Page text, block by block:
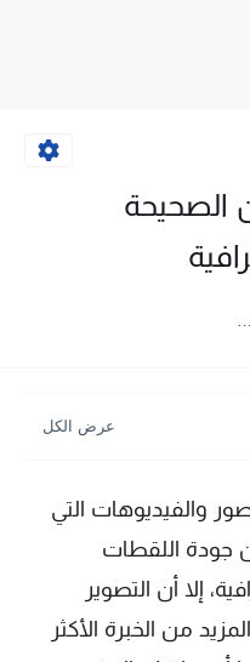
الصحيحة
والفيديوهات التي
جودة اللقطات
إلا أن التصوير
من الخبرة الأكثر